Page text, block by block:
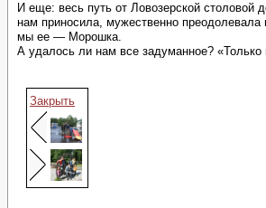
И еще: весь путь от Ловозерской столовой
нам приносила, мужественно
мы ее — Морошка.
А удалось ли нам все задуманное?
Закрыть